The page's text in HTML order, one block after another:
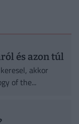
és azon túl
akkor
of the...